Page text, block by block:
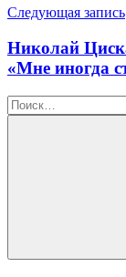
Следующая запись
Николай
«Мне иногда
Найти: